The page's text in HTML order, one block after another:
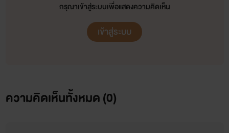
กรุณาเข้าสู่ระบบเพื่อแสดงความคิดเห็น
เข้าสู่ระบบ
ความคิดเห็นทั้งหมด (0)